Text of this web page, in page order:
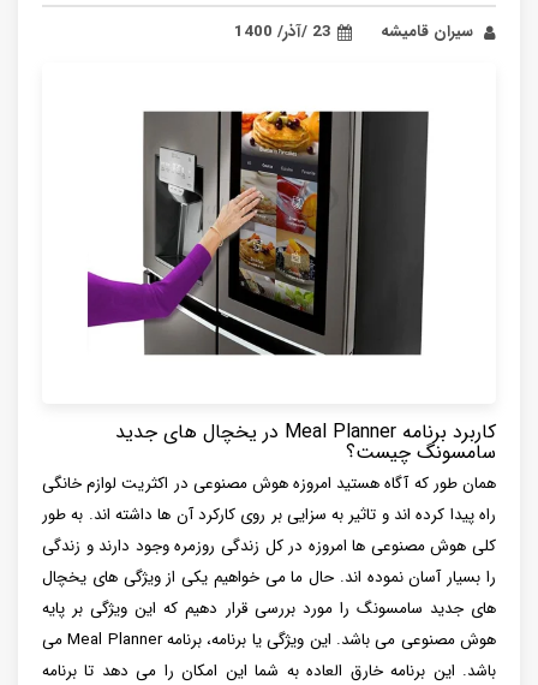
سیران قامیشه 23 /آذر/ 1400
کاربرد برنامه Meal Planner در یخچال های جدید
سامسونگ چیست؟
همان طور که آگاه هستید امروزه هوش مصنوعی در اکثریت لوازم خانگی
راه پیدا کرده اند و تاثیر به سزایی بر روی کارکرد آن ها داشته اند. به طور
کلی هوش مصنوعی ها امروزه در کل زندگی روزمره وجود دارند و زندگی
را بسیار آسان نموده اند. حال ما می خواهیم یکی از ویژگی های یخچال
های جدید سامسونگ را مورد بررسی قرار دهیم که این ویژگی بر پایه
هوش مصنوعی می باشد. این ویژگی یا برنامه، برنامه Meal Planner می
باشد. این برنامه خارق العاده به شما این امکان را می دهد تا برنامه